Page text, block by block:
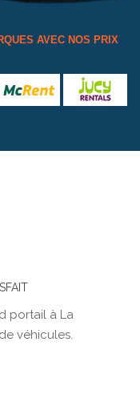
AVEC NOS PRIX
portail à La
véhicules.